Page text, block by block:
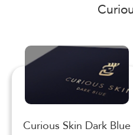
Curious Skin Dark Blue